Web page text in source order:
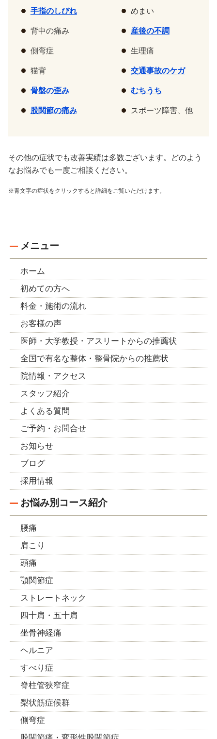
手指のしびれ
背中の痛み
側弯症
猫背
骨盤の歪み
股関節の痛み
めまい
産後の不調
生理痛
交通事故のケガ
むちうち
スポーツ障害、他
その他の症状でも改善実績は多数ございます。どのよう
なお悩みでも一度ご相談ください。
※青文字の症状をクリックすると詳細をご覧いただけます。
メニュー
ホーム
初めての方へ
料金・施術の流れ
お客様の声
医師・大学教授・アスリートからの推薦状
全国で有名な整体・整骨院からの推薦状
院情報・アクセス
スタッフ紹介
よくある質問
ご予約・お問合せ
お知らせ
ブログ
採用情報
お悩み別コース紹介
腰痛
肩こり
頭痛
顎関節症
ストレートネック
四十肩・五十肩
坐骨神経痛
ヘルニア
すべり症
脊柱管狭窄症
梨状筋症候群
側弯症